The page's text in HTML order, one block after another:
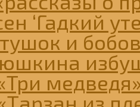
‘Гадкий
и